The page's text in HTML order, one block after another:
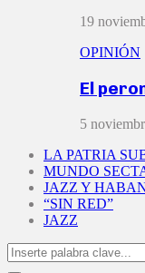
19
OPINIÓN
El
5
LA PATRIA
MUNDO
JAZZ Y
“SIN RED”
JAZZ
Search
for: